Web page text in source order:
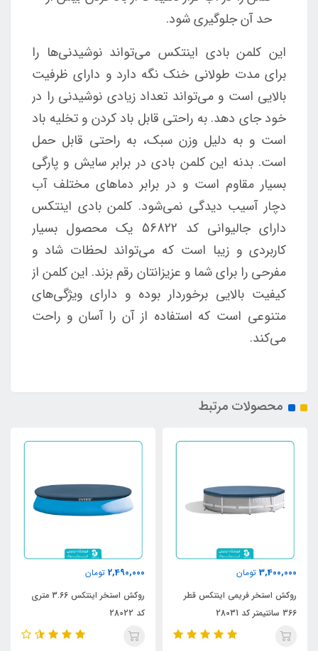
حد آن جلوگیری شود.
این کلمن بادی اینتکس می‌تواند نوشیدنی‌ها را
برای مدت طولانی خنک نگه دارد و دارای ظرفیت
بالایی است و می‌تواند تعداد زیادی نوشیدنی را در
خود جای دهد. به راحتی قابل باد کردن و تخلیه باد
است و به دلیل وزن سبک، به راحتی قابل حمل
است. بدنه این کلمن بادی در برابر سایش و پارگی
بسیار مقاوم است و در برابر دماهای مختلف آب
دچار آسیب دیدگی نمی‌شود. کلمن بادی اینتکس
دارای جالیوانی کد 56822 یک محصول بسیار
کاربردی و زیبا است که می‌تواند لحظات شاد و
مفرحی را برای شما و عزیزانتان رقم بزند. این کلمن از
کیفیت بالایی برخوردار بوده و دارای ویژگی‌های
متنوعی است که استفاده از آن را آسان و راحت
می‌کند.
محصولات مرتبط
3,400,000 تومان
روکش استخر فریمی اینتکس قطر
366 سانتیمتر کد 28031
2,490,000 تومان
روکش استخر اینتکس 3.66 متری
کد 28022